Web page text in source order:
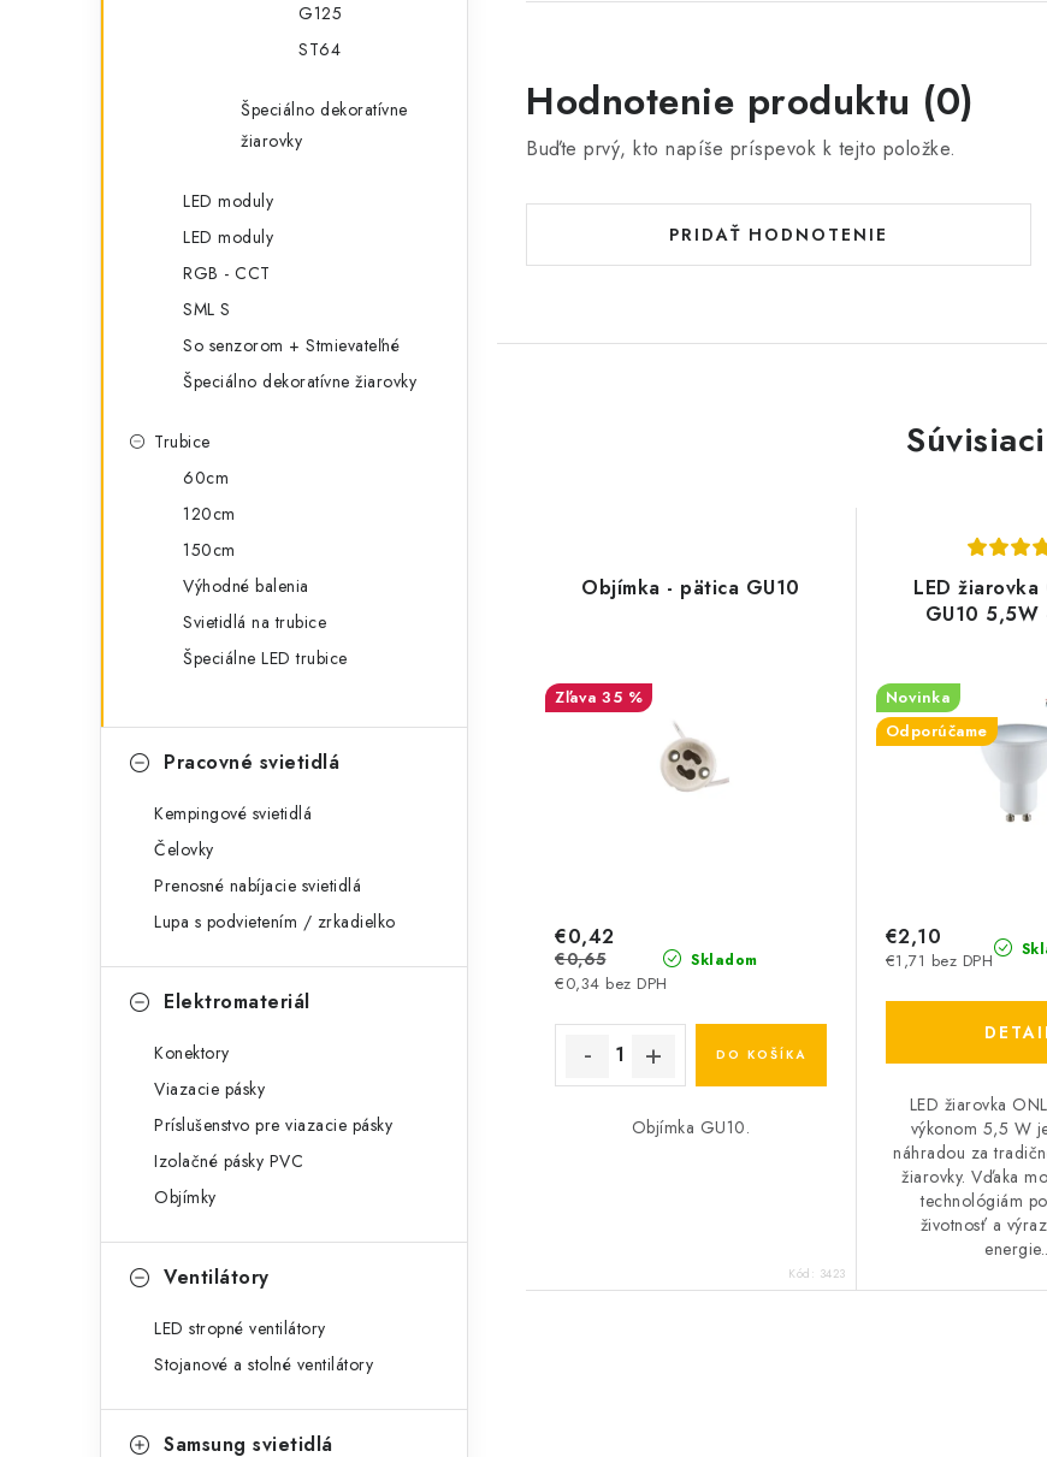
G125
ST64
Špeciálno dekoratívne
žiarovky
LED moduly
LED moduly
RGB - CCT
SML S
So senzorom + Stmievateľné
Špeciálno dekoratívne žiarovky
Trubice
60cm
120cm
150cm
Výhodné balenia
Svietidlá na trubice
Špeciálne LED trubice
Pracovné svietidlá
Kempingové svietidlá
Čelovky
Prenosné nabíjacie svietidlá
Lupa s podvietením / zrkadielko
Elektromateriál
Konektory
Viazacie pásky
Príslušenstvo pre viazacie pásky
Izolačné pásky PVC
Objímky
Ventilátory
LED stropné ventilátory
Stojanové a stolné ventilátory
Samsung svietidlá
Hodnotenie produktu (0)
Buďte prvý, kto napíše príspevok k tejto položke.
PRIDAŤ HODNOTENIE
Objímka - pätica GU10
35 %
Skladom
€0,34 bez DPH
€0,42
€0,65
DO KOŠÍKA
Objímka GU10.
Kód: 3423
LED
GU10 5,5W
Novinka
Odporúčame
€1,71 bez DPH
€2,10
LED žiarovka
výkonom 5,5 W
náhradou za
žiarovky. Vďaka
technológiám
životnosť a